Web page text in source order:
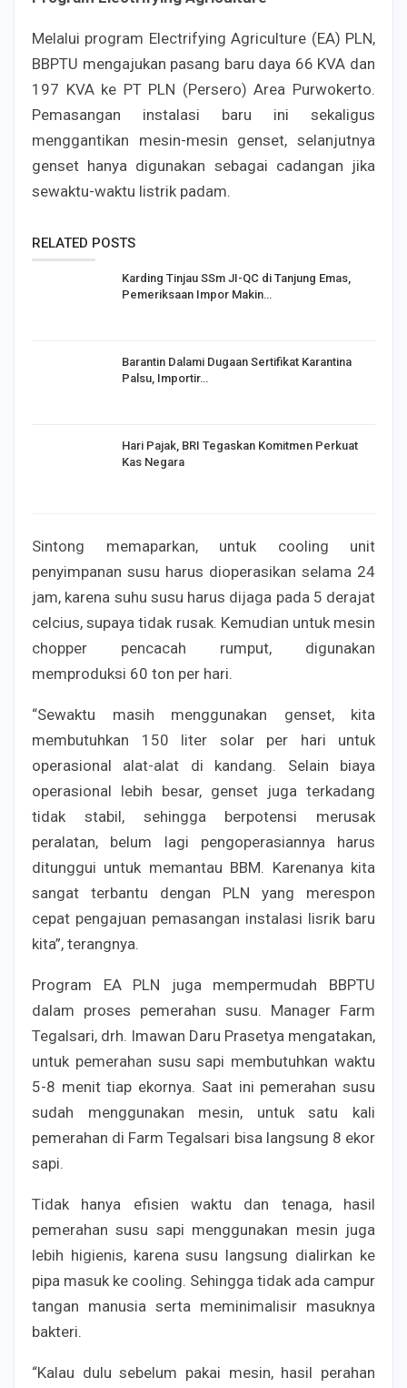
Melalui program Electrifying Agriculture (EA) PLN,
BBPTU mengajukan pasang baru daya 66 KVA dan
197 KVA ke PT PLN (Persero) Area Purwokerto.
Pemasangan instalasi baru ini sekaligus
menggantikan mesin-mesin genset, selanjutnya
genset hanya digunakan sebagai cadangan jika
sewaktu-waktu listrik padam.
RELATED POSTS
Karding Tinjau SSm JI-QC di Tanjung Emas,
Pemeriksaan Impor Makin…
Barantin Dalami Dugaan Sertifikat Karantina
Palsu, Importir…
Hari Pajak, BRI Tegaskan Komitmen Perkuat
Kas Negara
Sintong memaparkan, untuk cooling unit
penyimpanan susu harus dioperasikan selama 24
jam, karena suhu susu harus dijaga pada 5 derajat
celcius, supaya tidak rusak. Kemudian untuk mesin
chopper pencacah rumput, digunakan
memproduksi 60 ton per hari.
“Sewaktu masih menggunakan genset, kita
membutuhkan 150 liter solar per hari untuk
operasional alat-alat di kandang. Selain biaya
operasional lebih besar, genset juga terkadang
tidak stabil, sehingga berpotensi merusak
peralatan, belum lagi pengoperasiannya harus
ditunggui untuk memantau BBM. Karenanya kita
sangat terbantu dengan PLN yang merespon
cepat pengajuan pemasangan instalasi lisrik baru
kita”, terangnya.
Program EA PLN juga mempermudah BBPTU
dalam proses pemerahan susu. Manager Farm
Tegalsari, drh. Imawan Daru Prasetya mengatakan,
untuk pemerahan susu sapi membutuhkan waktu
5-8 menit tiap ekornya. Saat ini pemerahan susu
sudah menggunakan mesin, untuk satu kali
pemerahan di Farm Tegalsari bisa langsung 8 ekor
sapi.
Tidak hanya efisien waktu dan tenaga, hasil
pemerahan susu sapi menggunakan mesin juga
lebih higienis, karena susu langsung dialirkan ke
pipa masuk ke cooling. Sehingga tidak ada campur
tangan manusia serta meminimalisir masuknya
bakteri.
“Kalau dulu sebelum pakai mesin, hasil perahan